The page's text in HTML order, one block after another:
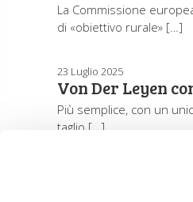
La Commissione
di «obiettivo rurale» […]
23 Luglio 2025
Von Der Leyen
Più semplice, con un
taglio […]